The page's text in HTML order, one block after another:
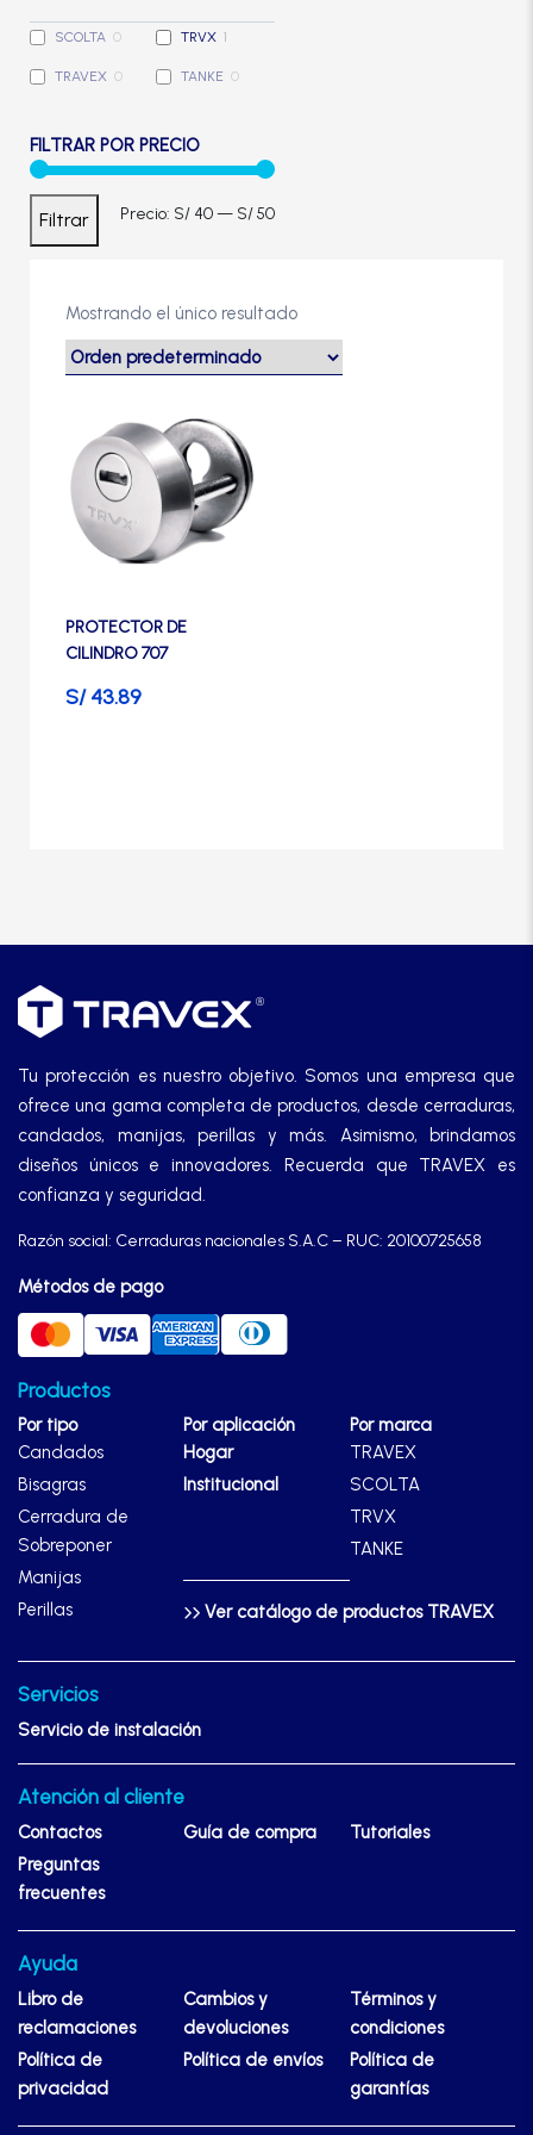
Cerradura de Sobreponer
Cerradura eléctrica
Cerraduras Digitales
Cierrapuertas
Manijas
Manillones
Otros
TANKE
Mostrando el único resultado
PROTECTOR DE
CILINDRO 707
S/43.89
SCOLTA 0
TRAVEX 0
TRVX 1
TANKE 0
FILTRAR POR PRECIO
Precio
Precio
Filtrar Precio: S/ 40— S/ 50
Tu protección es nuestro objetivo. Somos una empresa que
ofrece una gama completa de productos, desde cerraduras,
candados, manijas, perillas y más. Asimismo, brindamos
diseños únicos e innovadores. Recuerda que TRAVEX es
confianza y seguridad.
Razón social: Cerraduras nacionales S.A.C – RUC: 20100725658
Métodos de pago
Productos
Por tipo
Candados
Bisagras
Cerradura de
Sobreponer
Manijas
Perillas
Por aplicación
Hogar
Institucional
Por marca
TRAVEX
SCOLTA
TRVX
TANKE
Ver catálogo de productos TRAVEX
Servicios
Servicio de instalación
Atención al cliente
Contactos Guía de compra
Tutoriales
Preguntas
frecuentes
Ayuda
Libro de
reclamaciones
Cambios y
devoluciones
Términos y
condiciones
Política de
privacidad
Política de envíos
Política de
garantías